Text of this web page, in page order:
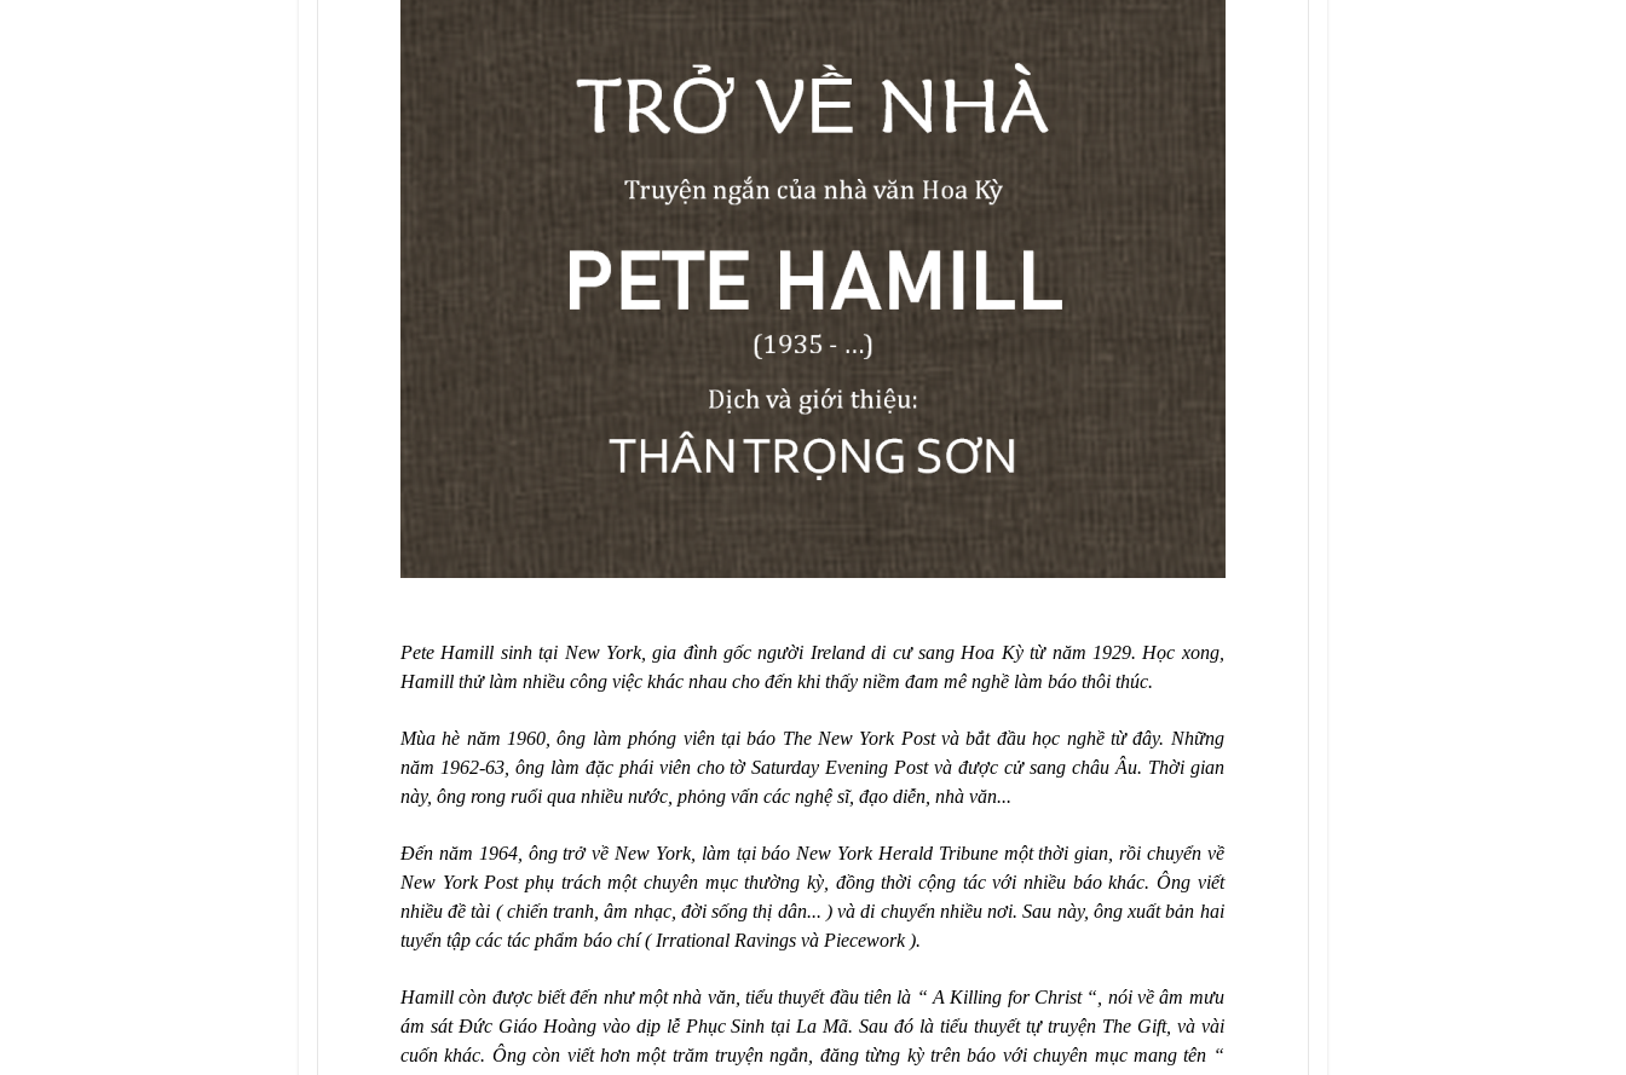
Pete Hamill sinh tại New York, gia đình gốc người Ireland di cư sang Hoa Kỳ từ năm 1929. Học xong,
Hamill thử làm nhiều công việc khác nhau cho đến khi thấy niềm đam mê nghề làm báo thôi thúc.
Mùa hè năm 1960, ông làm phóng viên tại báo The New York Post và bắt đầu học nghề từ đây. Những
năm 1962-63, ông làm đặc phái viên cho tờ Saturday Evening Postvà được cử sang châu Âu. Thời gian
này, ông rong ruổi qua nhiều nước, phỏng vấn các nghệ sĩ, đạo diễn, nhà văn...
Đến năm 1964, ông trở về New York, làm tại báo New York Herald Tribune một thời gian, rồi chuyển về
New York Postphụ trách một chuyên mục thường kỳ, đồng thời cộng tác với nhiều báo khác. Ông viết
nhiều đề tài ( chiến tranh, âm nhạc, đời sống thị dân... ) và di chuyển nhiều nơi. Sau này, ông xuất bản hai
tuyển tập các tác phẩm báo chí ( Irrational Ravings và Piecework ).
Hamill còn được biết đến như một nhà văn, tiểu thuyết đầu tiên là “ A Killing for Christ “, nói về âm mưu
ám sát Đức Giáo Hoàng vào dịp lễ Phục Sinh tại La Mã. Sau đó là tiểu thuyết tự truyện The Gift, và vài
cuốn khác. Ông còn viết hơn một trăm truyện ngắn, đăng từng kỳ trên báo với chuyên mục mang tên “